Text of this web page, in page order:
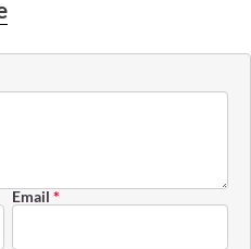
Email *